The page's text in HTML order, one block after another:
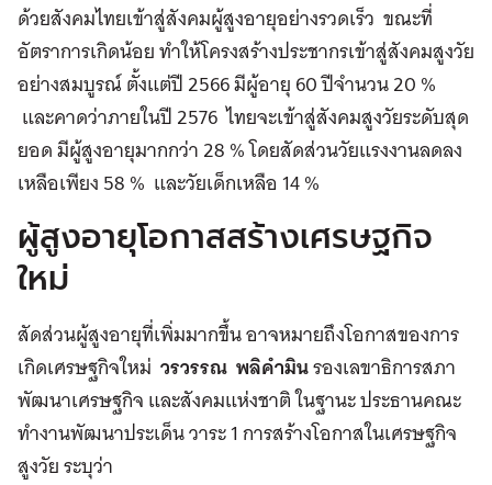
ด้วยสังคมไทยเข้าสู่สังคมผู้สูงอายุอย่างรวดเร็ว ขณะที่
อัตราการเกิดน้อย ทำให้โครงสร้างประชากรเข้าสู่สังคมสูงวัย
อย่างสมบูรณ์ ตั้งแต่ปี 2566 มีผู้อายุ 60 ปีจำนวน 20 %
และคาดว่าภายในปี 2576 ไทยจะเข้าสู่สังคมสูงวัยระดับสุด
ยอด มีผู้สูงอายุมากกว่า 28 % โดยสัดส่วนวัยแรงงานลดลง
เหลือเพียง 58 % และวัยเด็กเหลือ 14 %
ผู้สูงอายุโอกาสสร้างเศรษฐกิจ
ใหม่
สัดส่วนผู้สูงอายุที่เพิ่มมากขึ้น อาจหมายถึงโอกาสของการ
เกิดเศรษฐกิจใหม่ วรวรรณ พลิคำมินรองเลขาธิการสภา
พัฒนาเศรษฐกิจ และสังคมแห่งชาติ ในฐานะ ประธานคณะ
ทำงานพัฒนาประเด็น วาระ 1 การสร้างโอกาสในเศรษฐกิจ
สูงวัย ระบุว่า